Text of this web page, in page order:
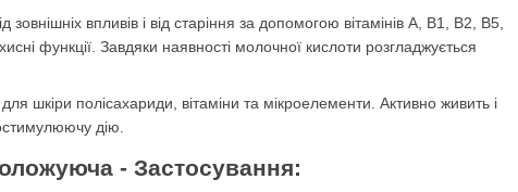
зовнішніх впливів і від старіння за допомогою вітамінів А, В1, В2, В5,
функції. Завдяки наявності молочної кислоти розгладжується
шкіри полісахариди, вітаміни та мікроелементи. Активно живить і
дію.
- Застосування: